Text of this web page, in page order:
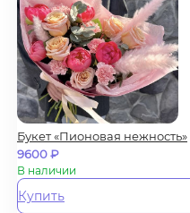
Букет «Пионовая нежность»
9600₽
В наличии
Купить